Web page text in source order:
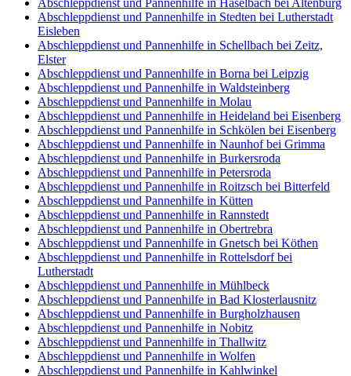
Abschleppdienst und Pannenhilfe in Haselbach bei Altenburg
Abschleppdienst und Pannenhilfe in Stedten bei Lutherstadt
Eisleben
Abschleppdienst und Pannenhilfe in Schellbach bei Zeitz,
Elster
Abschleppdienst und Pannenhilfe in Borna bei Leipzig
Abschleppdienst und Pannenhilfe in Waldsteinberg
Abschleppdienst und Pannenhilfe in Molau
Abschleppdienst und Pannenhilfe in Heideland bei Eisenberg
Abschleppdienst und Pannenhilfe in Schkölen bei Eisenberg
Abschleppdienst und Pannenhilfe in Naunhof bei Grimma
Abschleppdienst und Pannenhilfe in Burkersroda
Abschleppdienst und Pannenhilfe in Petersroda
Abschleppdienst und Pannenhilfe in Roitzsch bei Bitterfeld
Abschleppdienst und Pannenhilfe in Kütten
Abschleppdienst und Pannenhilfe in Rannstedt
Abschleppdienst und Pannenhilfe in Obertrebra
Abschleppdienst und Pannenhilfe in Gnetsch bei Köthen
Abschleppdienst und Pannenhilfe in Rottelsdorf bei
Lutherstadt
Abschleppdienst und Pannenhilfe in Mühlbeck
Abschleppdienst und Pannenhilfe in Bad Klosterlausnitz
Abschleppdienst und Pannenhilfe in Burgholzhausen
Abschleppdienst und Pannenhilfe in Nobitz
Abschleppdienst und Pannenhilfe in Thallwitz
Abschleppdienst und Pannenhilfe in Wolfen
Abschleppdienst und Pannenhilfe in Kahlwinkel